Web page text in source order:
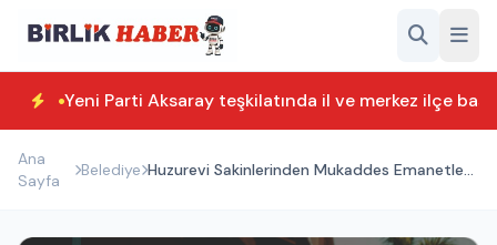
Yeni Parti Aksaray teşkilatında il ve merkez ilçe
Ana
Sayfa
Belediye Huzurevi Sakinlerinden Mukaddes Emanetler